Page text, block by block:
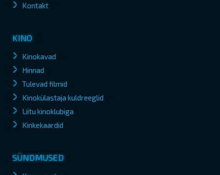
Kontakt
KINO
Kinokavad
Hinnad
Tulevad filmid
Kinokülastaja kuldreeglid
Liitu kinoklubiga
Kinkekaardid
SÜNDMUSED